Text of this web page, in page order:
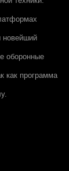
новейший
оборонные
как программа